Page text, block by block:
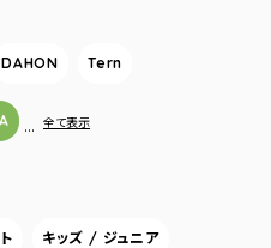
DAHON Tern
… 全て表示
キッズ / ジュニア